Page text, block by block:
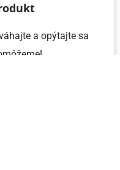
a opýtajte sa